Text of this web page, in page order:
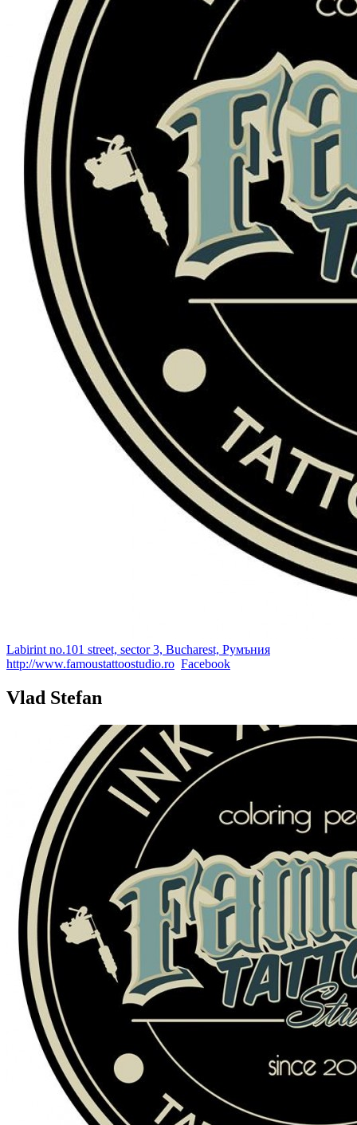
Labirint no.101 street, sector 3, Bucharest, Румъния
http://www.famoustattoostudio.ro Facebook
Vlad Stefan